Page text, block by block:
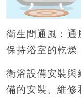
衛生間通風：通
保持浴室的乾燥
衛浴設備安裝與
備的安裝、維修